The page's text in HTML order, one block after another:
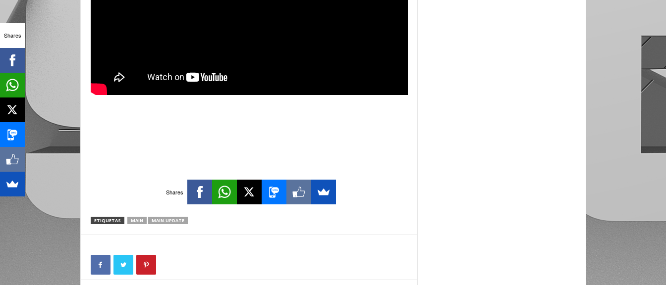
Shares
ETIQUETAS MAIN MAIN.UPDATE
Shares